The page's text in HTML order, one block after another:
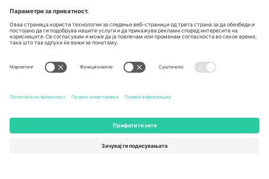
United States
131 Continental Dr, Suite 305,
Newark, Delaware 19713, United
States
Switzerland
Engelberg, Switzerland
Bulgaria
Regus Sofia City West, bul
United Arab Emirates
UAE Dubai Silicon Oasis, DDP
Building A1, Office 302, Dubai,